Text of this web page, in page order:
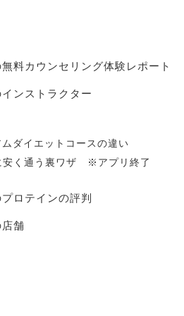
料カウンセリング体験レポート
ンストラクター
ダイエットコースの違い
安く通う裏ワザ ※アプリ終了
ロテインの評判
舗